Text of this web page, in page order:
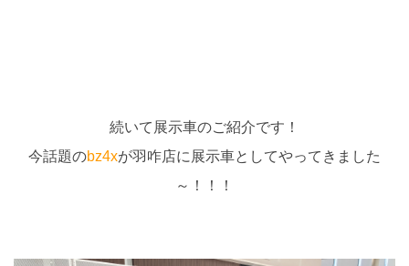
続いて展示車のご紹介です！
今話題のbz4xが羽咋店に展示車としてやってきました
～！！！